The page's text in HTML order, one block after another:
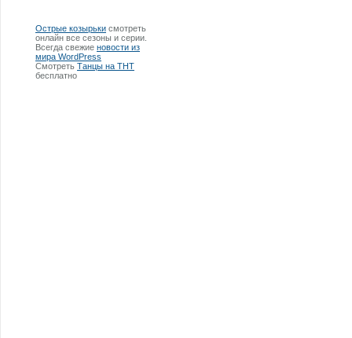
Острые козырьки смотреть
онлайн все сезоны и серии.
Всегда свежие новости из
мира WordPress
Смотреть Танцы на ТНТ
бесплатно